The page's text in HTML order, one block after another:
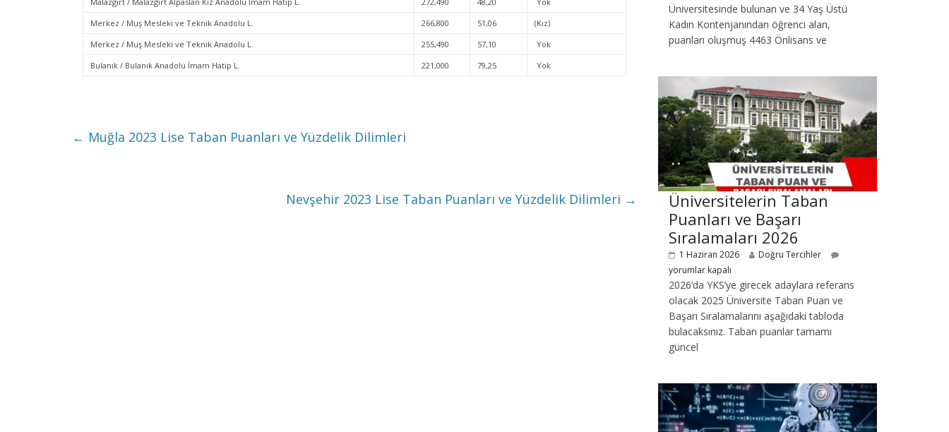
Merkez / Muş Mesleki ve Teknik Anadolu L.
266,800 51,06
(Kız)
Merkez / Muş Mesleki ve Teknik Anadolu L.
255,490 57,10
Yok
Bulanık / Bulanık Anadolu İmam Hatip L.
221,000 79,25 Yok
← Muğla 2023 Lise Taban Puanları ve Yüzdelik Dilimleri
Nevşehir 2023 Lise Taban Puanları ve Yüzdelik Dilimleri →
Üniversitesinde bulunan ve 34 Yaş Üstü
Kadın Kontenjanından öğrenci alan,
puanları oluşmuş 4463 Önlisans ve
Üniversitelerin Taban
Puanları ve Başarı
Sıralamaları 2026
1 Haziran 2026
Doğru Tercihler
yorumlar kapalı
2026’da YKS’ye girecek adaylara referans
olacak 2025 Üniversite Taban Puan ve
Başarı Sıralamalarını aşağıdaki tabloda
bulacaksınız. Taban puanlar tamamı
güncel